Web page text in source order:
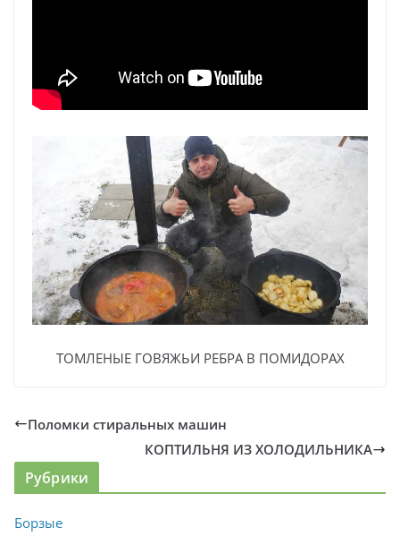
ТОМЛЕНЫЕ ГОВЯЖЬИ РЕБРА В ПОМИДОРАХ
Поломки стиральных машин
КОПТИЛЬНЯ ИЗ ХОЛОДИЛЬНИКА
Рубрики
Борзые